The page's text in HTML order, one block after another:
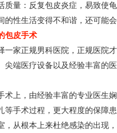
质量：反复包皮炎症，易致使
的性生活变得不和谐，还可能
包皮手术
家正规男科医院，正规医院
尖端医疗设备以及经验丰富的
上，由经验丰富的专业医生
等手术过程，更大程度的保障
，从根本上来杜绝感染的出现